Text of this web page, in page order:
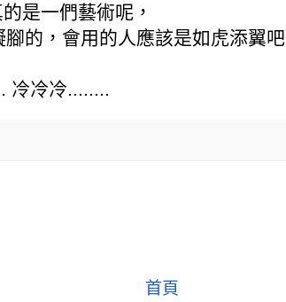
是一們藝術呢，
的，會用的人應該是如虎添翼吧
冷冷冷........
首頁